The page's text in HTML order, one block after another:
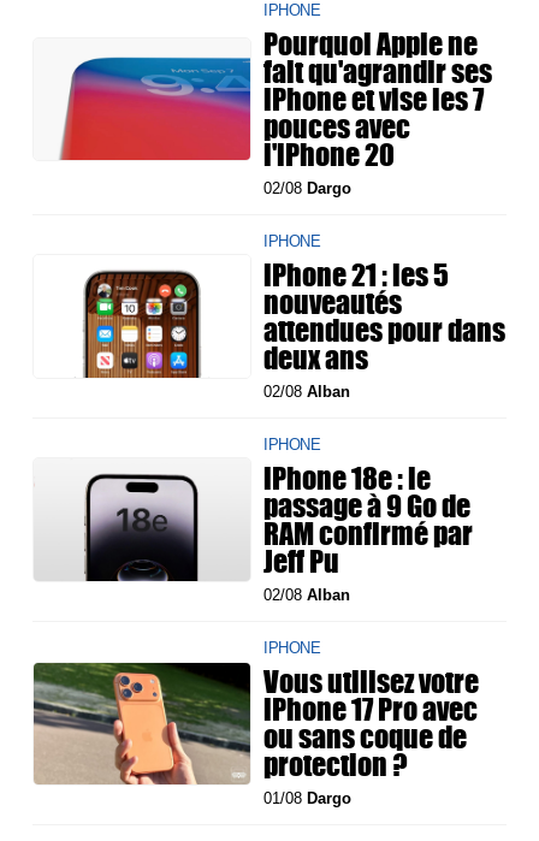
IPHONE
Pourquoi Apple ne
fait qu'agrandir ses
iPhone et vise les 7
pouces avec
l'iPhone 20
02/08 Dargo
IPHONE
iPhone 21 : les 5
nouveautés
attendues pour dans
deux ans
02/08Alban
IPHONE
iPhone 18e : le
passage à 9 Go de
RAM confirmé par
Jeff Pu
02/08Alban
IPHONE
Vous utilisez votre
iPhone 17 Pro avec
ou sans coque de
protection ?
01/08 Dargo